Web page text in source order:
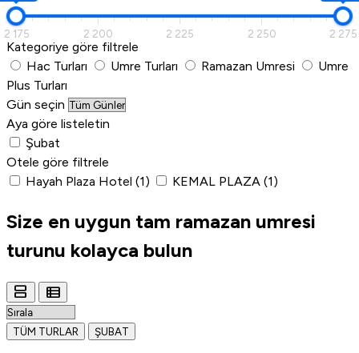
2 175 2 200 2 225 2 250 2 275
Kategoriye göre filtrele
Hac Turları
Umre Turları Ramazan Umresi
Umre
Plus Turları
Gün seçin
Aya göre listeletin
Şubat
Otele göre filtrele
Hayah Plaza Hotel (1) KEMAL PLAZA (1)
Size en uygun tam ramazan umresi
turunu kolayca bulun
view_agenda view_list
TÜM TURLAR ŞUBAT